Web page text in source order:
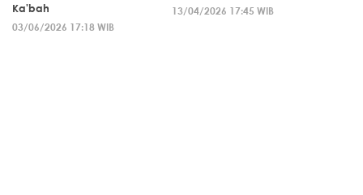
Ka'bah
03/06/2026 17:18 WIB
13/04/2026 17:45 WIB